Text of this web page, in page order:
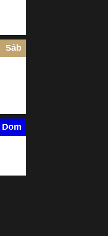
Sáb
Dom